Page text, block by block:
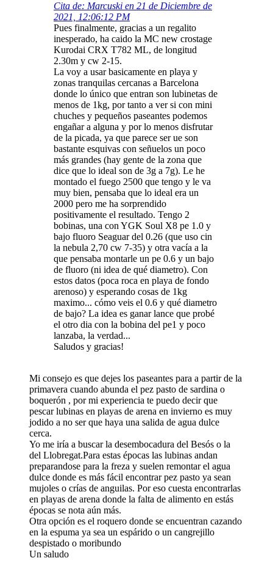
Cita de: Marcuski en 21 de Diciembre de
2021, 12:06:12 PM
Pues finalmente, gracias a un regalito
inesperado, ha caido la MC new crostage
Kurodai CRX T782 ML, de longitud
2.30m y cw 2-15.
La voy a usar basicamente en playa y
zonas tranquilas cercanas a Barcelona
donde lo único que entran son lubinetas de
menos de 1kg, por tanto a ver si con mini
chuches y pequeños paseantes podemos
engañar a alguna y por lo menos disfrutar
de la picada, ya que parece ser ue son
bastante esquivas con señuelos un poco
más grandes (hay gente de la zona que
dice que lo ideal son de 3g a 7g). Le he
montado el fuego 2500 que tengo y le va
muy bien, pensaba que lo ideal era un
2000 pero me ha sorprendido
positivamente el resultado. Tengo 2
bobinas, una con YGK Soul X8 pe 1.0 y
bajo fluoro Seaguar del 0.26 (que uso cin
la nebula 2,70 cw 7-35) y otra vacía a la
que pensaba montarle un pe 0.6 y un bajo
de fluoro (ni idea de qué diametro). Con
estos datos (poca roca en playa de fondo
arenoso) y esperando cosas de 1kg
maximo... cómo veis el 0.6 y qué diametro
de bajo? La idea es ganar lance que probé
el otro dia con la bobina del pe1 y poco
lanzaba, la verdad...
Saludos y gracias!
Mi consejo es que dejes los paseantes para a partir de la
primavera cuando abunda el pez pasto de sardina o
boquerón , por mi experiencia te puedo decir que
pescar lubinas en playas de arena en invierno es muy
jodido a no ser que haya una salida de agua dulce
cerca.
Yo me iría a buscar la desembocadura del Besós o la
del Llobregat.Para estas épocas las lubinas andan
preparandose para la freza y suelen remontar el agua
dulce donde es más fácil encontrar pez pasto ya sean
mujoles o crías de anguilas. Por eso cuesta encontrarlas
en playas de arena donde la falta de alimento en estás
épocas se nota aún más.
Otra opción es el roquero donde se encuentran cazando
en la espuma ya sea un espárido o un cangrejillo
despistado o moribundo
Un saludo